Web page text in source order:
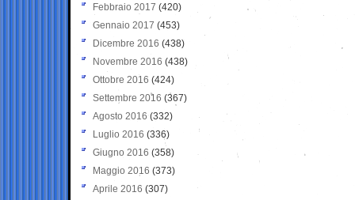
Febbraio 2017 (420)
Gennaio 2017 (453)
Dicembre 2016 (438)
Novembre 2016 (438)
Ottobre 2016 (424)
Settembre 2016 (367)
Agosto 2016 (332)
Luglio 2016 (336)
Giugno 2016 (358)
Maggio 2016 (373)
Aprile 2016 (307)